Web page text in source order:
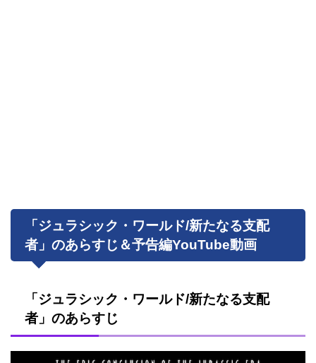
「ジュラシック・ワールド/新たなる支配
者」のあらすじ＆予告編YouTube動画
「ジュラシック・ワールド/新たなる支配
者」のあらすじ